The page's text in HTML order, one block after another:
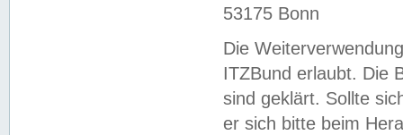
53175 Bonn
Die
ITZBund erlaubt. Die
sind geklärt. Sollte
er sich bitte beim